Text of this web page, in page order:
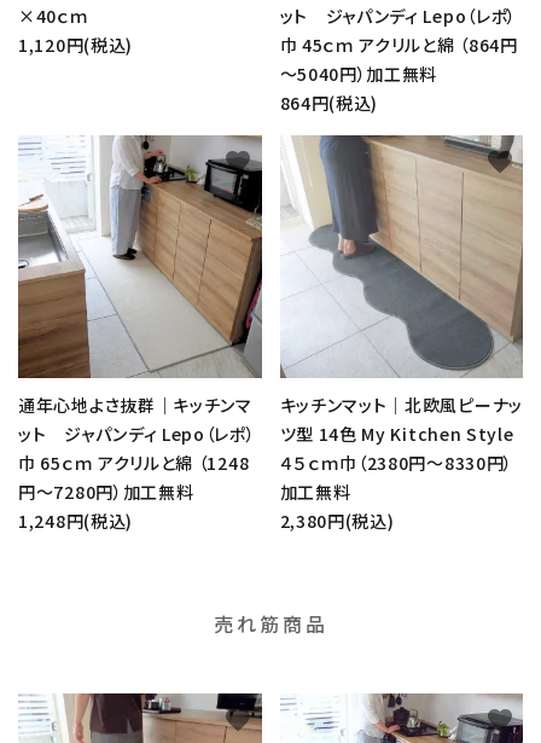
×40ｃｍ
1,120円(税込)
ット ジャパンディ Lepo（レポ）
巾 45ｃｍ アクリルと綿 （864円
～5040円）加工無料
864円(税込)
通年心地よさ抜群｜キッチンマ
ット ジャパンディ Lepo（レポ）
巾 65ｃｍ アクリルと綿 （1248
円～7280円）加工無料
1,248円(税込)
favorite
キッチンマット｜北欧風ピーナッ
ツ型 14色 My Kitchen Style
４５ｃｍ巾（2380円～8330円）
加工無料
2,380円(税込)
favorite
売れ筋商品
favorite favorite